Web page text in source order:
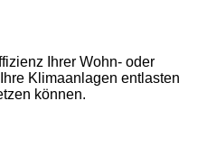
Ihrer Wohn- oder
Klimaanlagen entlasten
können.